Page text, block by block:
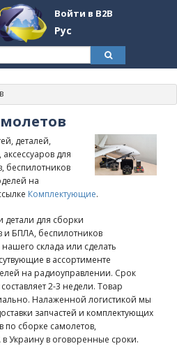
Войти в B2B
Рус
Контакты
деталей,
для
беспилотников
на
Комплектующие.
детали для сборки
и БПЛА, беспилотников
склада или сделать
в ассортименте
на радиоуправлении. Срок
2-3 недели. Товар
Налаженной логистикой мы
запчастей и комплектующих
сборке самолетов,
Украину в оговоренные сроки.